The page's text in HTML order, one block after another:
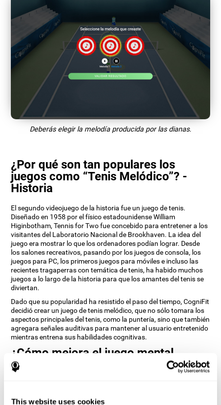
This website uses cookies
Deberás elegir la melodía producida por las dianas.
¿Por qué son tan populares los
juegos como “Tenis Melódico”? -
Historia
El segundo videojuego de la historia fue un juego de tenis.
Diseñado en 1958 por el físico estadounidense William
Higinbotham, Tennis for Two fue concebido para entretener a los
visitantes del Laboratorio Nacional de Brookhaven. La idea del
juego era mostrar lo que los ordenadores podían lograr. Desde
los salones recreativos, pasando por los juegos de consola, los
juegos para PC, los primeros juegos para móviles e incluso las
recientes tragaperras con temática de tenis, ha habido muchos
juegos a lo largo de la historia para que los amantes del tenis se
diviertan.
Dado que su popularidad ha resistido el paso del tiempo, CogniFit
decidió crear un juego de tenis melódico, que no sólo tomara los
aspectos principales del tenis, como la puntería, sino que también
agregara señales auditivas para mantener al usuario entretenido
mientras entrena sus habilidades cognitivas.
¿Cómo mejora el juego mental
“Tenis Melódico” mis habilidades
cognitivas?